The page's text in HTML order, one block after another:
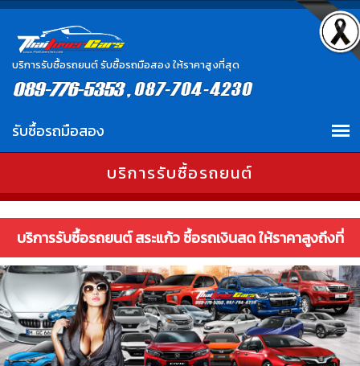
บริการรับซื้อรถยนต์ รับซื้อรถมือสอง ให้ราคาสูงที่สุด
บริการรับซื้อรถยนต์
บริการรับซื้อรถยนต์ สระแก้ว ซื้อรถเงินสด ให้ราคาสูงถึงที่